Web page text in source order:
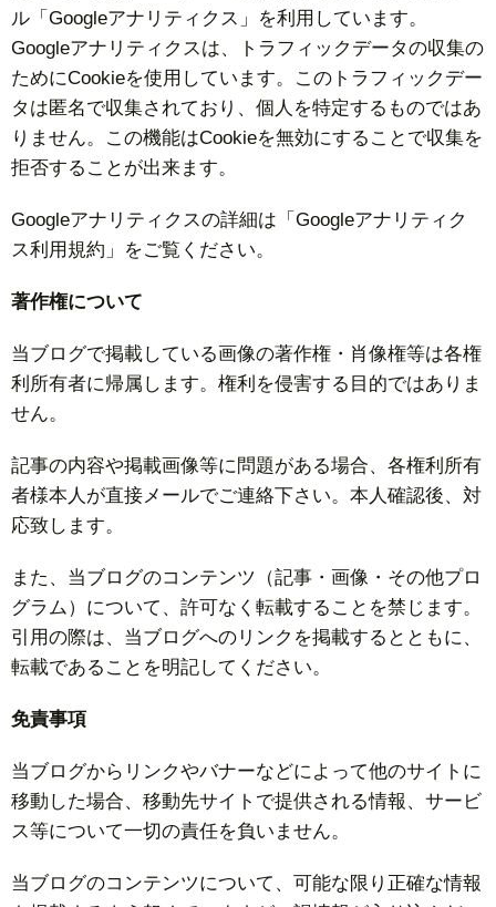
ル「Googleアナリティクス」を利用しています。
Googleアナリティクスは、トラフィックデータの収集の
ためにCookieを使用しています。このトラフィックデー
タは匿名で収集されており、個人を特定するものではあ
りません。この機能はCookieを無効にすることで収集を
拒否することが出来ます。
Googleアナリティクスの詳細は「Googleアナリティク
ス利用規約」をご覧ください。
著作権について
当ブログで掲載している画像の著作権・肖像権等は各権
利所有者に帰属します。権利を侵害する目的ではありま
せん。
記事の内容や掲載画像等に問題がある場合、各権利所有
者様本人が直接メールでご連絡下さい。本人確認後、対
応致します。
また、当ブログのコンテンツ（記事・画像・その他プロ
グラム）について、許可なく転載することを禁じます。
引用の際は、当ブログへのリンクを掲載するとともに、
転載であることを明記してください。
免責事項
当ブログからリンクやバナーなどによって他のサイトに
移動した場合、移動先サイトで提供される情報、サービ
ス等について一切の責任を負いません。
当ブログのコンテンツについて、可能な限り正確な情報